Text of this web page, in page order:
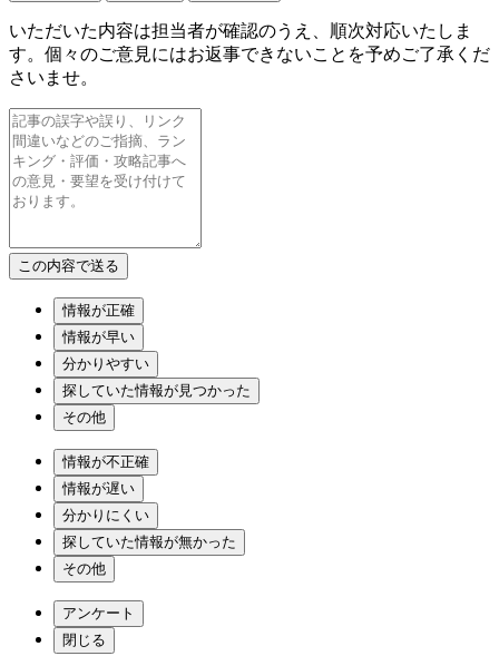
いただいた内容は担当者が確認のうえ、順次対応いたしま
す。個々のご意見にはお返事できないことを予めご了承くだ
さいませ。
情報が正確
情報が早い
分かりやすい
探していた情報が見つかった
その他
情報が不正確
情報が遅い
分かりにくい
探していた情報が無かった
その他
アンケート
閉じる